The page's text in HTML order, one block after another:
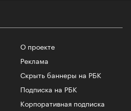
О проекте
Реклама
Скрыть баннеры на РБК
Подписка на РБК
Корпоративная подписка